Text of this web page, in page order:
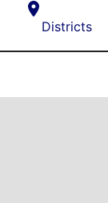
Districts